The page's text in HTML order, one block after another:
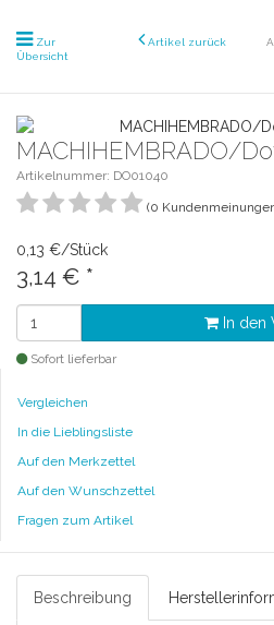
Zur
Übersicht
Artikel zurück
MACHIHEMBRADO/
Artikelnummer: DO01040
(0
0,13 €/Stück
3,14 € *
In den
Sofort lieferbar
Vergleichen
In die Lieblingsliste
Auf den Merkzettel
Auf den Wunschzettel
Fragen zum Artikel
Beschreibung